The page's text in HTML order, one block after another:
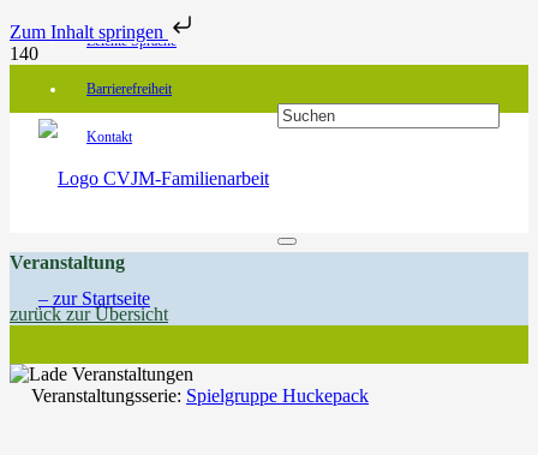
Zum Inhalt springen
Leichte Sprache
Barrierefreiheit
Kontakt
Veranstaltung
zurück zur Übersicht
Veranstaltungsserie: Spielgruppe Huckepack